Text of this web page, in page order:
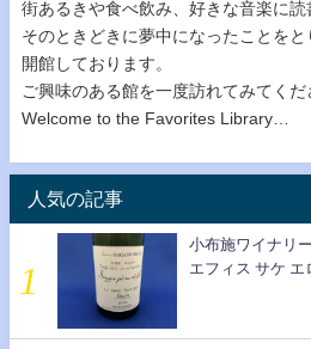
街あるきや食べ飲み、好きな音楽に読
そのときどきに夢中になったことを
開館しております。
ご興味のある館を一度訪れてみてくだ
Welcome to the Favorites Library…
人気の記事
小布施ワイナリ
エフィス サケ エ